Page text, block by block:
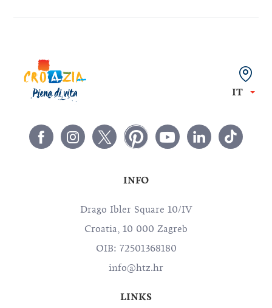
IT
INFO
Drago Ibler Square 10/IV
Croatia, 10 000 Zagreb
OIB: 72501368180
info@htz.hr
LINKS